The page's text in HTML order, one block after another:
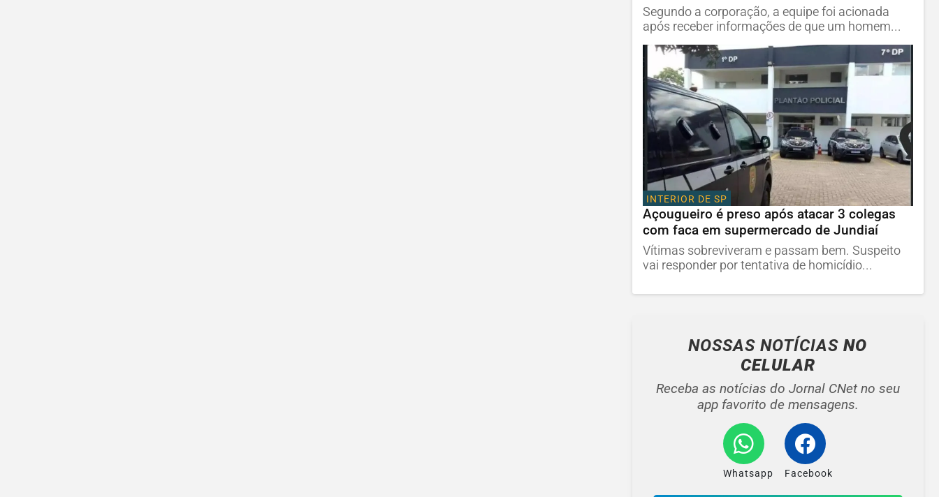
Segundo a corporação, a equipe foi acionada
após receber informações de que um homem...
INTERIOR DE SP
Açougueiro é preso após atacar 3 colegas
com faca em supermercado de Jundiaí
Vítimas sobreviveram e passam bem. Suspeito
vai responder por tentativa de homicídio...
NOSSAS NOTÍCIASNO
CELULAR
Receba as notícias do Jornal CNet no seu
app favorito de mensagens.
Whatsapp Facebook